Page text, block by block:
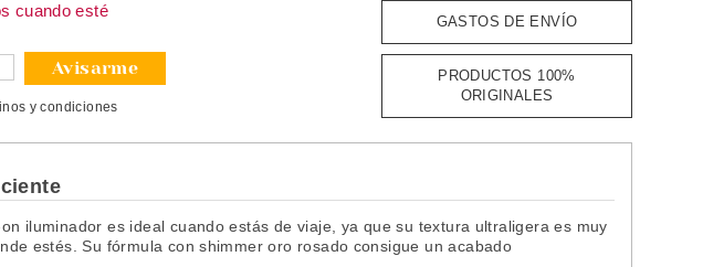
cuando esté
Avisarme
y condiciones
GASTOS DE ENVÍO
PRODUCTOS 100%
ORIGINALES
iluminador es ideal cuando estás de viaje, ya que su textura ultraligera es muy
estés. Su fórmula con shimmer oro rosado consigue un acabado